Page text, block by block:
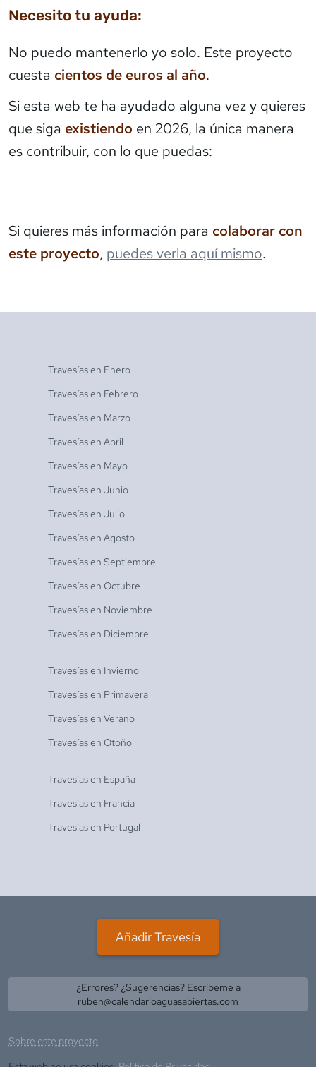
Necesito tu ayuda:
No puedo mantenerlo yo solo. Este proyecto
cuesta cientos de euros al año.
Si esta web te ha ayudado alguna vez y quieres
que siga existiendo en 2026, la única manera
es contribuir, con lo que puedas:
Si quieres más información para colaborar con
este proyecto, puedes verla aquí mismo.
Travesías en Enero
Travesías en Febrero
Travesías en Marzo
Travesías en Abril
Travesías en Mayo
Travesías en Junio
Travesías en Julio
Travesías en Agosto
Travesías en Septiembre
Travesías en Octubre
Travesías en Noviembre
Travesías en Diciembre
Travesías en Invierno
Travesías en Primavera
Travesías en Verano
Travesías en Otoño
Travesías en España
Travesías en Francia
Travesías en Portugal
Añadir Travesía
¿Errores? ¿Sugerencias? Escríbeme a
ruben@calendarioaguasabiertas.com
Sobre este proyecto